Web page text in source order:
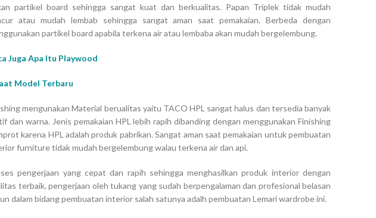
partikel board sehingga sangat kuat dan berkualitas. Papan Triplek tidak mudah
atau mudah lembab sehingga sangat aman saat pemakaian. Berbeda dengan
partikel board apabila terkena air atau lembaba akan mudah bergelembung.
Juga Apa Itu Playwood
Model Terbaru
mengunakan Material berualitas yaitu TACO HPL sangat halus dan tersedia banyak
dan warna. Jenis pemakaian HPL lebih rapih dibanding dengan menggunakan Finishing
karena HPL adalah produk pabrikan. Sangat aman saat pemakaian untuk pembuatan
furniture tidak mudah bergelembung walau terkena air dan api.
pengerjaan yang cepat dan rapih sehingga menghasilkan produk interior dengan
terbaik, pengerjaan oleh tukang yang sudah berpengalaman dan profesional belasan
dalam bidang pembuatan interior salah satunya adalh pembuatan Lemari wardrobe ini.